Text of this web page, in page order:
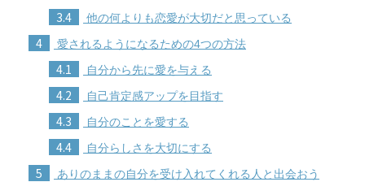
3.4 他の何よりも恋愛が大切だと思っている
4 愛されるようになるための4つの方法
4.1 自分から先に愛を与える
4.2 自己肯定感アップを目指す
4.3 自分のことを愛する
4.4 自分らしさを大切にする
5 ありのままの自分を受け入れてくれる人と出会おう